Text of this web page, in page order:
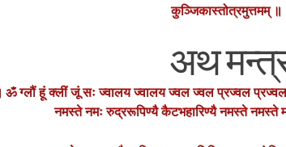
कुञ्जिकास्तोत्रमुत्तमम्
अथ
ॐ ग्लौं हूं क्लीं जूं सः ज्वालय ज्वालय ज्वल ज्वल प्रज्वल
नमस्ते नमः रुद्ररूपिण्यै कैटभहारिण्यै नमस्ते नमस्ते